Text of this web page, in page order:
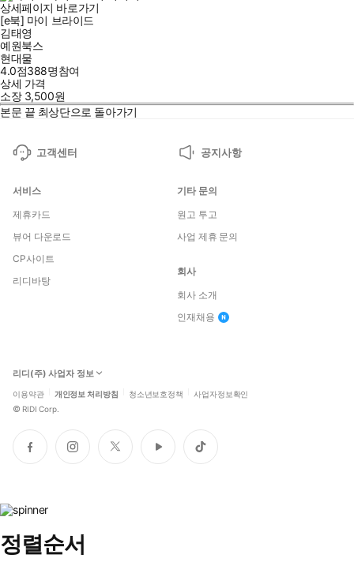
상세페이지 바로가기
[e북] 마이 브라이드
김태영
예원북스
현대물
4.0점388명참여
상세 가격
소장 3,500원
본문 끝 최상단으로 돌아가기
고객센터 공지사항
서비스
제휴카드
뷰어 다운로드
CP사이트
리디바탕
기타 문의
원고 투고
사업 제휴 문의
회사
회사 소개
인재채용
리디(주) 사업자 정보
이용약관 개인정보 처리방침 청소년보호정책 사업자정보확인
© RIDI Corp.
페
이
인
스
트
위
유
튜
틱
톡
정렬순서